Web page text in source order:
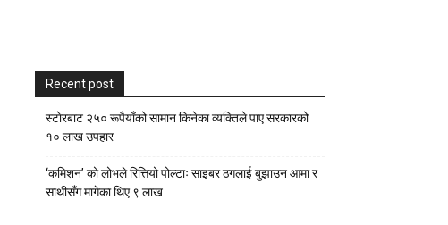
Recent post
स्टाेरबाट २५० रूपैयाँको सामान किनेका व्यक्तिले पाए सरकारको
१० लाख उपहार
‘कमिशन’ को लोभले रित्तियो पोल्टाः साइबर ठगलाई बुझाउन आमा र
साथीसँग मागेका थिए ९ लाख